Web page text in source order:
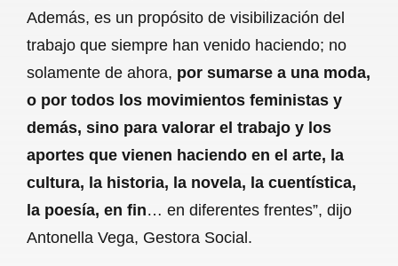
Además, es un propósito de visibilización del
trabajo que siempre han venido haciendo; no
solamente de ahora, por sumarse a una moda,
o por todos los movimientos feministas y
demás, sino para valorar el trabajo y los
aportes que vienen haciendo en el arte, la
cultura, la historia, la novela, la cuentística,
la poesía, en fin… en diferentes frentes”, dijo
Antonella Vega, Gestora Social.